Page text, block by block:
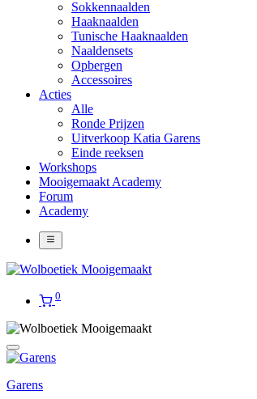
Sokkennaalden
Haaknaalden
Tunische Haaknaalden
Naaldensets
Opbergen
Accessoires
Acties
Alle
Ronde Prijzen
Uitverkoop Katia Garens
Einde reeksen
Workshops
Mooigemaakt Academy
Forum
Academy
0
Garens